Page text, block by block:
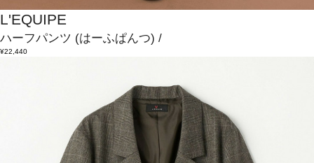
L'EQUIPE
ハーフパンツ (はーふぱんつ) /
¥22,440